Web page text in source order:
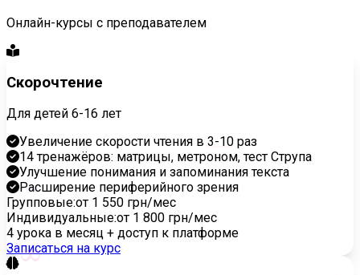
∞
Онлайн-курсы с преподавателем
Скорочтение
Для детей 6-16 лет
Увеличение скорости чтения в 3-10 раз
14 тренажёров: матрицы, метроном, тест Струпа
Улучшение понимания и запоминания текста
Расширение периферийного зрения
Групповые:от 1 550 грн/мес
Индивидуальные:от 1 800 грн/мес
4 урока в месяц + доступ к платформе
Записаться на курс